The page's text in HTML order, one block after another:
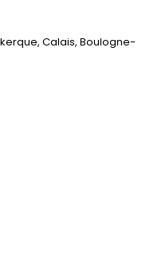
Calais, Boulogne-